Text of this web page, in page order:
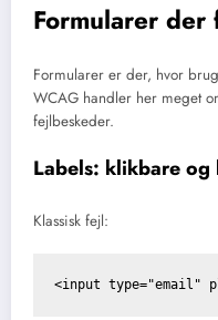
Formularer
Formularer er der, hvor
WCAG handler her meget
fejlbeskeder.
Labels: klikbare
Klassisk fejl: